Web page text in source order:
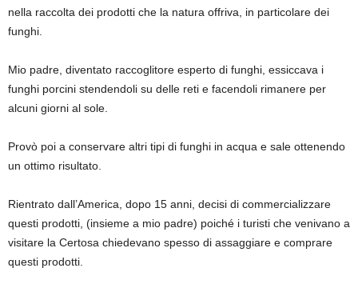
nella raccolta dei prodotti che la natura offriva, in particolare dei
funghi.
Mio padre, diventato raccoglitore esperto di funghi, essiccava i
funghi porcini stendendoli su delle reti e facendoli rimanere per
alcuni giorni al sole.
Provò poi a conservare altri tipi di funghi in acqua e sale ottenendo
un ottimo risultato.
Rientrato dall’America, dopo 15 anni, decisi di commercializzare
questi prodotti, (insieme a mio padre) poiché i turisti che venivano a
visitare la Certosa chiedevano spesso di assaggiare e comprare
questi prodotti.